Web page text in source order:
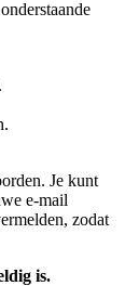
Je kunt
e-mail
zodat
is.